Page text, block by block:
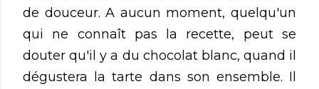
de douceur. A aucun moment, quelqu'un
qui ne connaît pas la recette, peut se
douter qu'il y a du chocolat blanc, quand il
dégustera la tarte dans son ensemble. Il